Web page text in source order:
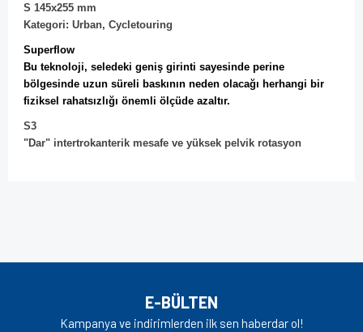
S 145x255 mm
Kategori: Urban, Cycletouring
Superflow
Bu teknoloji, seledeki geniş girinti sayesinde perine
bölgesinde uzun süreli baskının neden olacağı herhangi bir
fiziksel rahatsızlığı önemli ölçüde azaltır.
S3
"Dar" intertrokanterik mesafe ve yüksek pelvik rotasyon
Ürün resmi kalitesiz, bozuk veya görüntülenemiyor.
Ürün açıklamasında eksik bilgiler bulunuyor.
E-BÜLTEN
Kampanya ve indirimlerden ilk sen haberdar ol!